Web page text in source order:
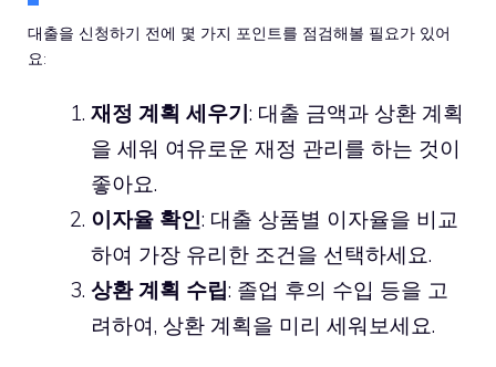
대출을 신청하기 전에 몇 가지 포인트를 점검해볼 필요가 있어
요:
재정 계획 세우기: 대출 금액과 상환 계획
을 세워 여유로운 재정 관리를 하는 것이
좋아요.
이자율 확인: 대출 상품별 이자율을 비교
하여 가장 유리한 조건을 선택하세요.
상환 계획 수립: 졸업 후의 수입 등을 고
려하여, 상환 계획을 미리 세워보세요.